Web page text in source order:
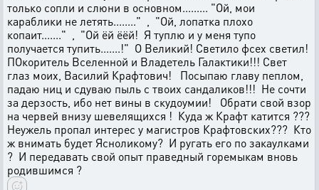
только сопли и слюни в основном......... "Ой, мои
караблики не летять........" , "Ой, лопатка плохо
копаит......." , "Ой ёй ёёй! Я туплю и у меня тупо
получается тупить.......!" О Великий! Светило фсех светил!
ПОкоритель Вселенной и Владетель Галактики!!! Свет
глаз моих, Василий Крафтович! Посыпаю главу пеплом,
падаю ниц и сдуваю пыль с твоих сандаликов!!! Не сочти
за дерзость, ибо нет вины в скудоумии! Обрати свой взор
на червей внизу шевелящихся ! Куда ж Крафт катится ???
Неужель пропал интерес у магистров Крафтовских??? Кто
ж внимать будет Ясноликому? И ругать его по закаулками
? И передавать свой опыт праведный горемыкам вновь
родившимся ?